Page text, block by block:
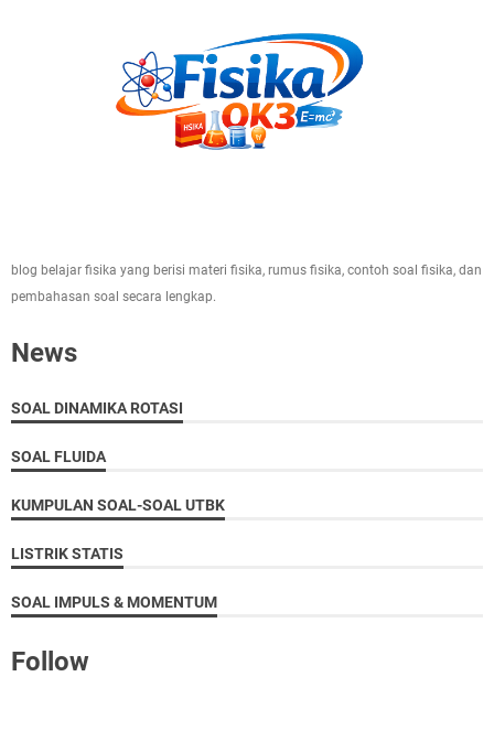
blog belajar fisika yang berisi materi fisika, rumus fisika, contoh soal fisika, dan
pembahasan soal secara lengkap.
News
SOAL DINAMIKA ROTASI
SOAL FLUIDA
KUMPULAN SOAL-SOAL UTBK
LISTRIK STATIS
SOAL IMPULS & MOMENTUM
Follow